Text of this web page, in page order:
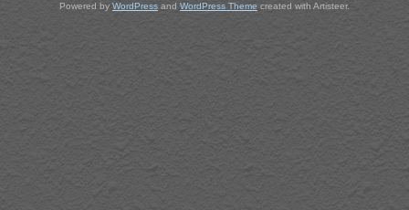
Powered by WordPress and WordPress Theme created with Artisteer.